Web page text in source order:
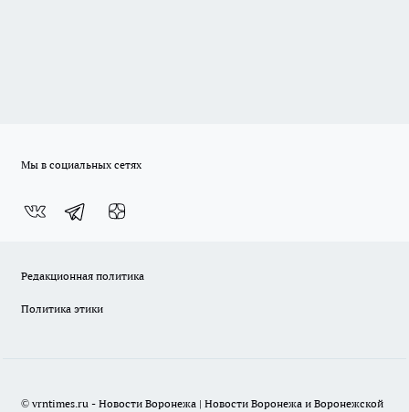
Мы в социальных сетях
Редакционная политика
Политика этики
© vrntimes.ru - Новости Воронежа | Новости Воронежа и Воронежской